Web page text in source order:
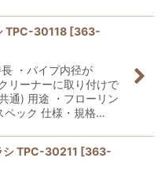
TPC-30118 [363-
・パイプ内径が
リーナーに取り付けで
通) 用途 ・フローリン
ペック 仕様・規格…
シ TPC-30211 [363-